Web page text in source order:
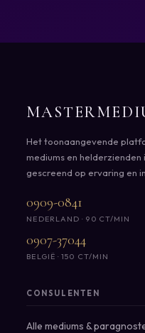
Het toonaangevende
mediums en helderzienden
gescreend op ervaring en
0909-0841
NEDERLAND · 90 CT/MIN
0907-37044
BELGIË · 150 CT/MIN
CONSULENTEN
Alle mediums &